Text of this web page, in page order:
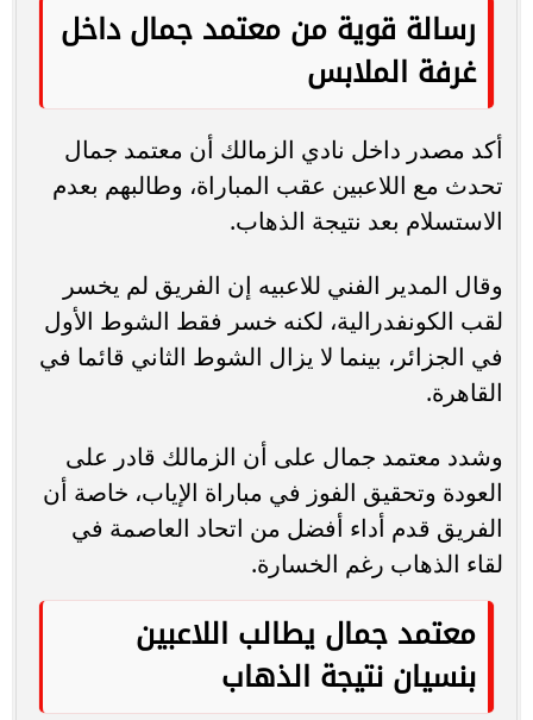
رسالة قوية من معتمد جمال داخل
غرفة الملابس
أكد مصدر داخل نادي الزمالك أن معتمد جمال
تحدث مع اللاعبين عقب المباراة، وطالبهم بعدم
الاستسلام بعد نتيجة الذهاب.
وقال المدير الفني للاعبيه إن الفريق لم يخسر
لقب الكونفدرالية، لكنه خسر فقط الشوط الأول
في الجزائر، بينما لا يزال الشوط الثاني قائما في
القاهرة.
وشدد معتمد جمال على أن الزمالك قادر على
العودة وتحقيق الفوز في مباراة الإياب، خاصة أن
الفريق قدم أداء أفضل من اتحاد العاصمة في
لقاء الذهاب رغم الخسارة.
معتمد جمال يطالب اللاعبين
بنسيان نتيجة الذهاب